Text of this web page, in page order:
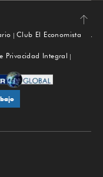
Subir
Club El Economista
Privacidad Integral